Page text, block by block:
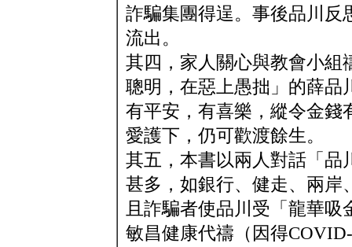
詐騙集團得逞。事後品川反
流出。
其四，家人關心與教會小組
聰明，在惡上愚拙」的薛品
有平安，有喜樂，縱令金錢
愛護下，仍可歡渡餘生。
其五，本書以兩人對話「品
甚多，如銀行、健走、兩
且詐騙者使品川受「龍華吸
敏昌健康代禱（因得